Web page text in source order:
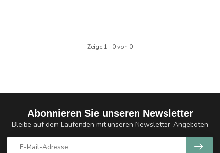
Zeige 1 - 0von 0
Abonnieren Sie unseren Newsletter
Bleibe auf dem Laufenden mit unseren Newsletter-Angeboten